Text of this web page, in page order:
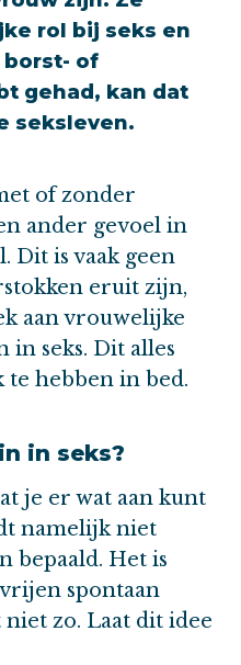
rol bij seks en
of
gehad, kan dat
seksleven.
of zonder
ander gevoel in
Dit is vaak geen
eruit zijn,
aan vrouwelijke
seks. Dit alles
hebben in bed.
in seks?
je er wat aan kunt
namelijk niet
bepaald. Het is
spontaan
niet zo. Laat dit idee